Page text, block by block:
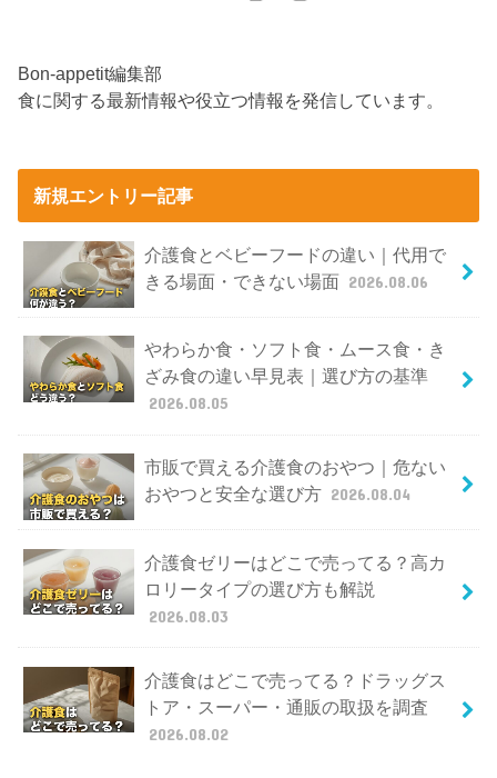
Bon-appetit編集部
食に関する最新情報や役立つ情報を発信しています。
新規エントリー記事
介護食とベビーフードの違い｜代用で
きる場面・できない場面 2026.08.06
やわらか食・ソフト食・ムース食・き
ざみ食の違い早見表｜選び方の基準
2026.08.05
市販で買える介護食のおやつ｜危ない
おやつと安全な選び方 2026.08.04
介護食ゼリーはどこで売ってる？高カ
ロリータイプの選び方も解説
2026.08.03
介護食はどこで売ってる？ドラッグス
トア・スーパー・通販の取扱を調査
2026.08.02